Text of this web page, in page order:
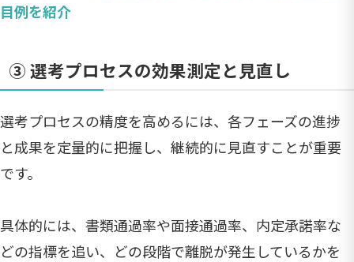
目例を紹介
③ 選考プロセスの効果測定と見直し
選考プロセスの精度を高めるには、各フェーズの進捗
と成果を定量的に把握し、継続的に見直すことが重要
です。
具体的には、書類通過率や面接通過率、内定承諾率な
どの指標を追い、どの段階で離脱が発生しているかを